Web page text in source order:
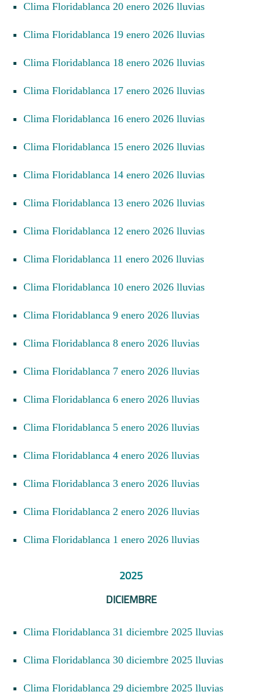
Clima Floridablanca 20 enero 2026 lluvias
Clima Floridablanca 19 enero 2026 lluvias
Clima Floridablanca 18 enero 2026 lluvias
Clima Floridablanca 17 enero 2026 lluvias
Clima Floridablanca 16 enero 2026 lluvias
Clima Floridablanca 15 enero 2026 lluvias
Clima Floridablanca 14 enero 2026 lluvias
Clima Floridablanca 13 enero 2026 lluvias
Clima Floridablanca 12 enero 2026 lluvias
Clima Floridablanca 11 enero 2026 lluvias
Clima Floridablanca 10 enero 2026 lluvias
Clima Floridablanca 9 enero 2026 lluvias
Clima Floridablanca 8 enero 2026 lluvias
Clima Floridablanca 7 enero 2026 lluvias
Clima Floridablanca 6 enero 2026 lluvias
Clima Floridablanca 5 enero 2026 lluvias
Clima Floridablanca 4 enero 2026 lluvias
Clima Floridablanca 3 enero 2026 lluvias
Clima Floridablanca 2 enero 2026 lluvias
Clima Floridablanca 1 enero 2026 lluvias
2025
DICIEMBRE
Clima Floridablanca 31 diciembre 2025 lluvias
Clima Floridablanca 30 diciembre 2025 lluvias
Clima Floridablanca 29 diciembre 2025 lluvias